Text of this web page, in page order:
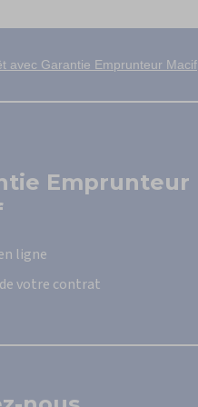
avec Garantie Emprunteur Macif
Emprunteur
ligne
votre contrat